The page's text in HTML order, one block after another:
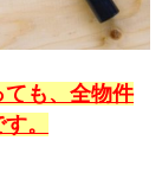
も、全物件
。